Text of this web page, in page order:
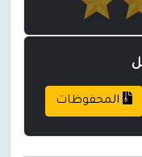
المحفوظات